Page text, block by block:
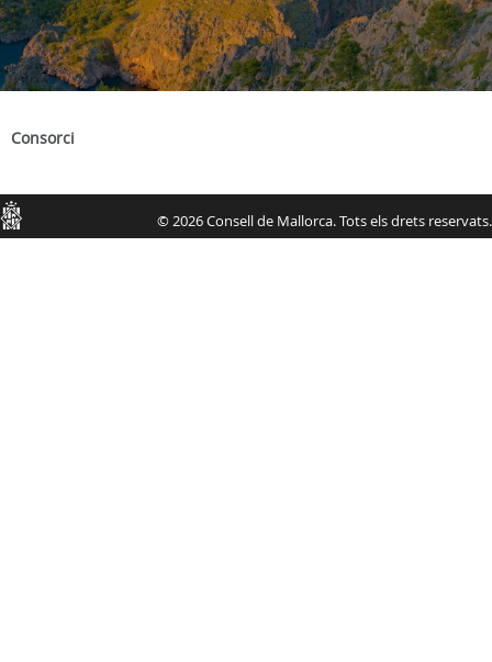
Consorci
Consell
© 2026 Consell de Mallorca. Tots els drets reservats.